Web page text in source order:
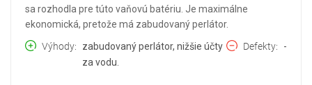
sa rozhodla pre túto vaňovú batériu. Je maximálne
ekonomická, pretože má zabudovaný perlátor.
Výhody
zabudovaný perlátor, nižšie účty
za vodu.
Defekty -